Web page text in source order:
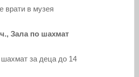
врати в музея
ч., Зала по шахмат
шахмат за деца до 14